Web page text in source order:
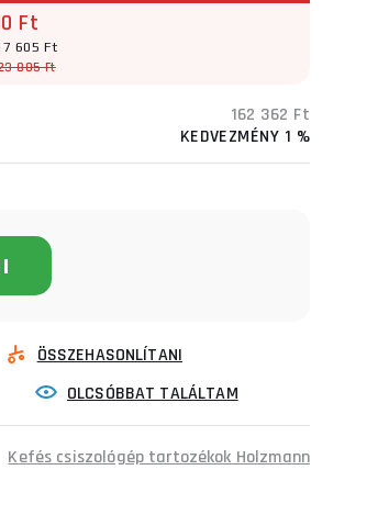
Ft
605 Ft
805 Ft
162 362 Ft
KEDVEZMÉNY 1 %
ÖSSZEHASONLÍTANI
OLCSÓBBAT TALÁLTAM
Kefés csiszológép tartozékok Holzmann